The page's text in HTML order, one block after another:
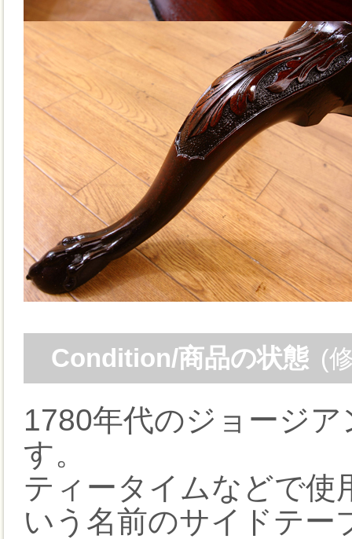
Condition/商品の状態 (
1780年代のジョージ
す。
ティータイムなどで使
いう名前のサイドテー